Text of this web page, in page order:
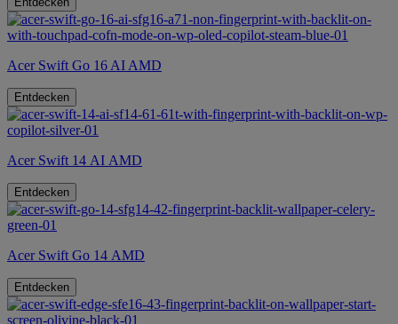
Acer Swift Go 16 AI AMD
Entdecken
Acer Swift 14 AI AMD
Entdecken
Acer Swift Go 14 AMD
Entdecken